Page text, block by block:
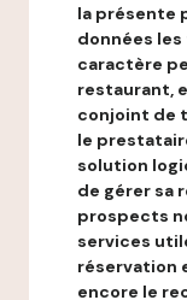
la présente
données
caractère
restaurant,
conjoint de
le
solution
de gérer sa
prospects
services
réservation
encore le